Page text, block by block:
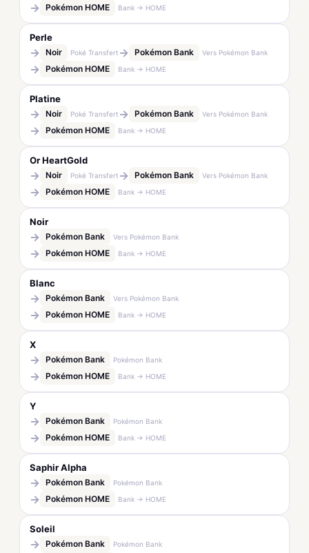
→ Pokémon HOME Bank → HOME
Perle
→ Noir Poké Transfert → Pokémon Bank Vers Pokémon Bank
→ Pokémon HOME Bank → HOME
Platine
→ Noir Poké Transfert → Pokémon Bank Vers Pokémon Bank
→ Pokémon HOME Bank → HOME
Or HeartGold
→ Noir Poké Transfert → Pokémon Bank Vers Pokémon Bank
→ Pokémon HOME Bank → HOME
Noir
→ Pokémon Bank Vers Pokémon Bank
→ Pokémon HOME Bank → HOME
Blanc
→ Pokémon Bank Vers Pokémon Bank
→ Pokémon HOME Bank → HOME
X
→ Pokémon Bank Pokémon Bank
→ Pokémon HOME Bank → HOME
Y
→ Pokémon Bank Pokémon Bank
→ Pokémon HOME Bank → HOME
Saphir Alpha
→ Pokémon Bank Pokémon Bank
→ Pokémon HOME Bank → HOME
Soleil
→ Pokémon Bank Pokémon Bank